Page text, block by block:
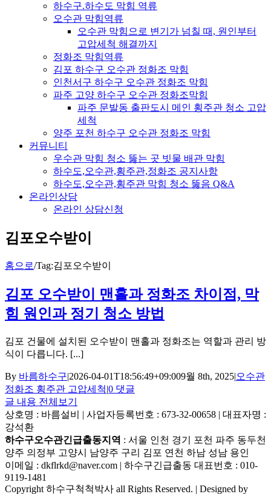
하수구.하수도 막힘 역류
오수관 막힘역류
오수관 막힘으로 변기가 넘칠 때, 원인부터
고압세척 해결까지
정화조 막힘역류
김포 하수구 오수관 정화조 막힘
인천서구 하수구 오수관 정화조 막힘
파주 고양 하수구 오수관 정화조막힘
파주 문발동 출판도시 메인 횡주관 청소 고압
세척
양주 포천 하수구 오수관 정화조 막힘
커뮤니티
우수관 막힘 청소 뚫는 곳 빗물 배관 막힘
하수도,오수관,횡주관,정화조 공지사항
하수도,오수관,횡주관 막힘 청소 뚫음 Q&A
온라인상담
온라인 상담신청
김포오수받이
홈으로/Tag:김포오수받이
김포 오수받이 맨홀과 정화조 차이점, 막
힘 원인과 정기 청소 방법
김포 건물에 설치된 오수받이 맨홀과 정화조는 역할과 관리 방
식이 다릅니다. [...]
By 바름하수구|2026-04-01T18:56:49+09:009월 8th, 2025|오수관
정화조 횡주관 고압세척|0 댓글
글 내용 전체보기
상호명 : 바름설비 | 사업자등록번호 : 673-32-00658 | 대표자명 :
강석환
하수구오수관긴급출동지역 : 서울 인천 경기 포천 파주 동두천
양주 의정부 고양시 남양주 구리 김포 연천 하남 성남 용인
이메일 : dkflrkd@naver.com | 하수구긴급출동 대표번호 : 010-
9119-1481
Copyright 하수구척척박사 all Rights Reserved. | Designed by